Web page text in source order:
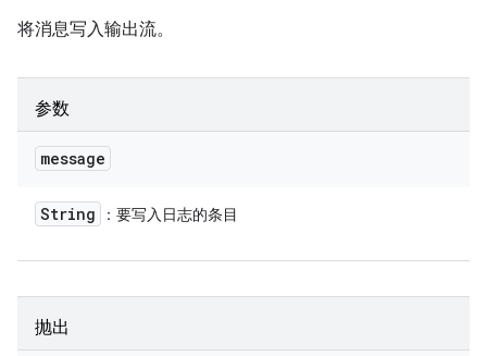
将消息写入输出流。
参数
message
String ：要写入日志的条目
抛出